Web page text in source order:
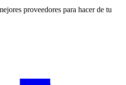
proveedores para hacer de tu